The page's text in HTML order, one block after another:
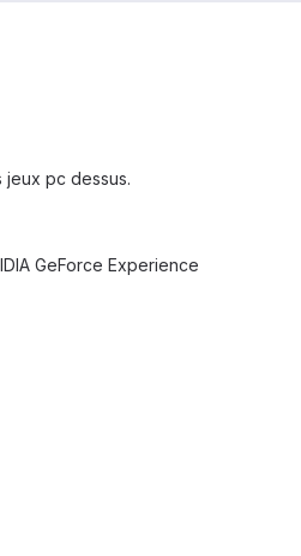
jeux pc dessus.
GeForce Experience